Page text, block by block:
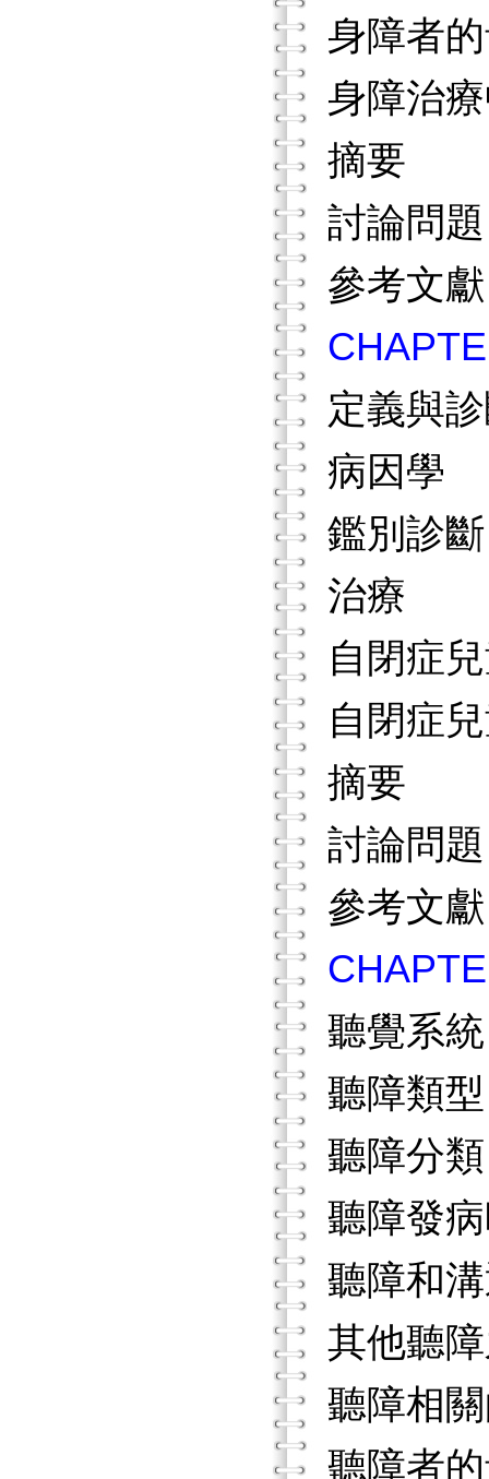
身障者
身障治
摘要
討論問
參考文
定義與
病因學
鑑別診
治療
自閉症
自閉症
摘要
討論問
參考文
聽覺系
聽障類
聽障分
聽障發
聽障和
其他聽
聽障相
聽障者